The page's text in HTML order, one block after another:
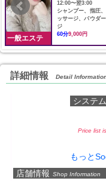
一般エステ
12:00〜翌3:00
シャンプー、指圧
ッサージ、パウダ
ジ
60分9,000円
詳細情報 Detail
システ
Price list
もっと
店舗情報 Shop Information